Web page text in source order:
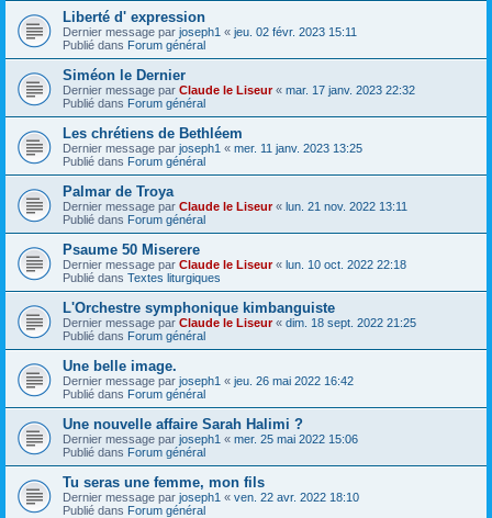
Liberté d' expression
Dernier message par joseph1 « jeu. 02 févr. 2023 15:11
Publié dans Forum général
Siméon le Dernier
Dernier message par Claude le Liseur« mar. 17 janv. 2023 22:32
Publié dans Forum général
Les chrétiens de Bethléem
Dernier message par joseph1 « mer. 11 janv. 2023 13:25
Publié dans Forum général
Palmar de Troya
Dernier message par Claude le Liseur« lun. 21 nov. 2022 13:11
Publié dans Forum général
Psaume 50 Miserere
Dernier message par Claude le Liseur« lun. 10 oct. 2022 22:18
Publié dans Textes liturgiques
L'Orchestre symphonique kimbanguiste
Dernier message par Claude le Liseur« dim. 18 sept. 2022 21:25
Publié dans Forum général
Une belle image.
Dernier message par joseph1 « jeu. 26 mai 2022 16:42
Publié dans Forum général
Une nouvelle affaire Sarah Halimi ?
Dernier message par joseph1 « mer. 25 mai 2022 15:06
Publié dans Forum général
Tu seras une femme, mon fils
Dernier message par joseph1 « ven. 22 avr. 2022 18:10
Publié dans Forum général